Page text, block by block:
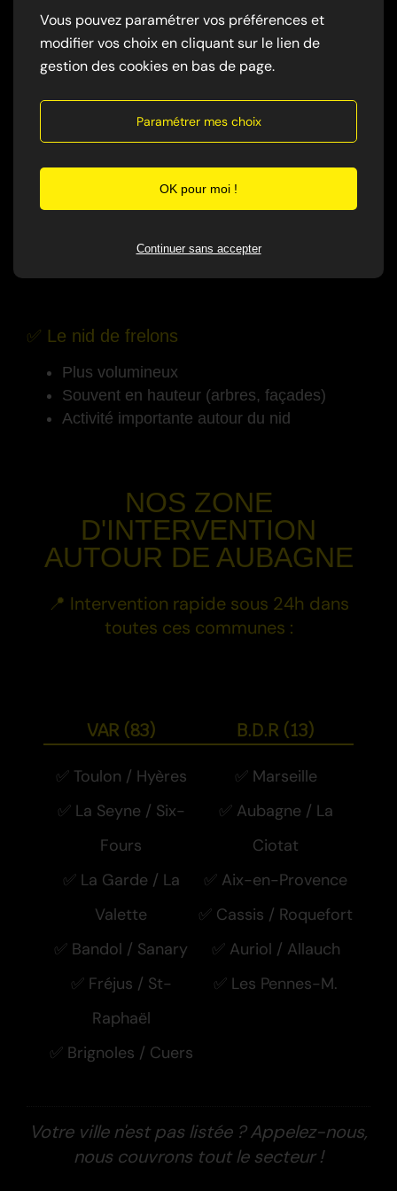
COMMENT
RECONNAÎTRE UN NID
DE GUÊPES OU DE
FRELONS ?
Aspect gris et papier mâché
✅ Le nid de frelons
Plus volumineux
Souvent en hauteur (arbres, façades)
Activité importante autour du nid
NOS ZONE
D'INTERVENTION
AUTOUR DE AUBAGNE
📍 Intervention rapide sous 24h dans
toutes ces communes :
VAR (83)
✅ Toulon / Hyères
✅ La Seyne / Six-
Fours
✅ La Garde / La
Valette
✅ Bandol / Sanary
✅ Fréjus / St-
Raphaël
✅ Brignoles / Cuers
B.D.R (13)
✅ Marseille
✅ Aubagne / La
Ciotat
✅ Aix-en-Provence
✅ Cassis / Roquefort
✅ Auriol / Allauch
✅ Les Pennes-M.
Votre ville n'est pas listée ? Appelez-nous,
nous couvrons tout le secteur !
Vous pouvez paramétrer vos préférences et
modifier vos choix en cliquant sur le lien de
gestion des cookies en bas de page.
Paramétrer mes choix
OK pour moi !
Continuer sans accepter